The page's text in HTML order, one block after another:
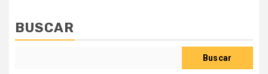
BUSCAR
Buscar